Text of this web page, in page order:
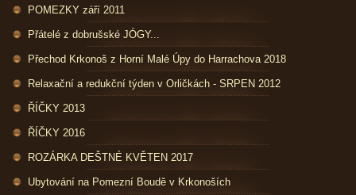
POMEZKY září 2011
Přátelé z dobrušské JÓGY...
Přechod Krkonoš z Horní Malé Úpy do Harrachova 2018
Relaxační a redukční týden v Orličkách - SRPEN 2012
ŘÍČKY 2013
ŘÍČKY 2016
ROZÁRKA DEŠTNÉ KVĚTEN 2017
Ubytování na Pomezní Boudě v Krkonoších